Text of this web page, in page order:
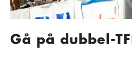
Gå på dubbel-